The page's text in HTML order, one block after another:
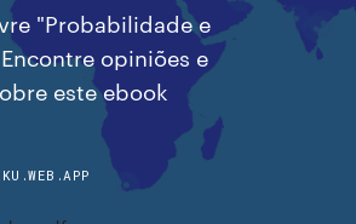
"Probabilidade e
opiniões e
este ebook